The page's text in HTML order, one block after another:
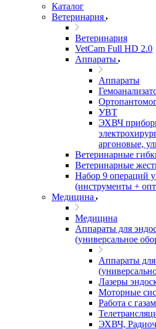
Каталог
Ветеринария
Ветеринария
VetCam Full HD 2.0
Аппараты
Аппараты
УВТ
ЭХВЧ
аргоновые,
Ветеринарные
Ветеринарные
Набор 9 операций
(инструменты +
Медицина
Медицина
Аппараты для
(универсальное
Аппараты
Лазеры
Моторные
Работа с
ЭХВЧ,